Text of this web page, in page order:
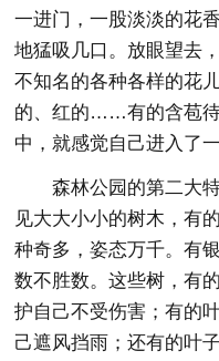
一进门，一股淡淡的花
地猛吸几口。放眼望去
不知名的各种各样的花
的、红的……有的含苞
中，就感觉自己进入了
森林公园的第二大
见大大小小的树木，有
种奇多，姿态万千。有
数不胜数。这些树，有
护自己不受伤害；有的
己遮风挡雨；还有的叶